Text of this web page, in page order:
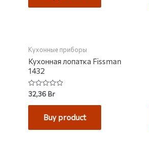
Кухонные приборы
Кухонная лопатка Fissman
1432
Rated
0
out
32,36Br
Buy product